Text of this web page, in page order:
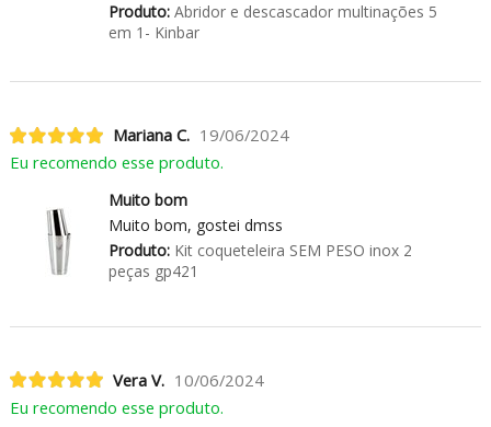
Produto:Abridor e descascador multinações 5
em 1- Kinbar
Mariana C. 19/06/2024
Eu recomendo esse produto.
Muito bom
Muito bom, gostei dmss
Produto:Kit coqueteleira SEM PESO inox 2
peças gp421
Vera V. 10/06/2024
Eu recomendo esse produto.